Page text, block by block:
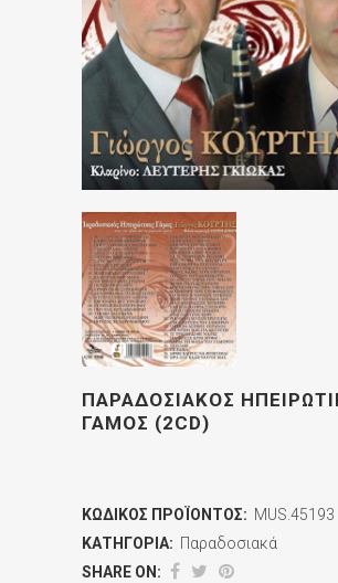
ΠΑΡΑΔΟΣΙΑΚΟΣ
ΓΑΜΟΣ (2CD)
ΚΩΔΙΚΌΣ ΠΡΟΪΌΝΤΟΣ: MUS.45193
ΚΑΤΗΓΟΡΊΑ: Παραδοσιακά
SHARE ON: